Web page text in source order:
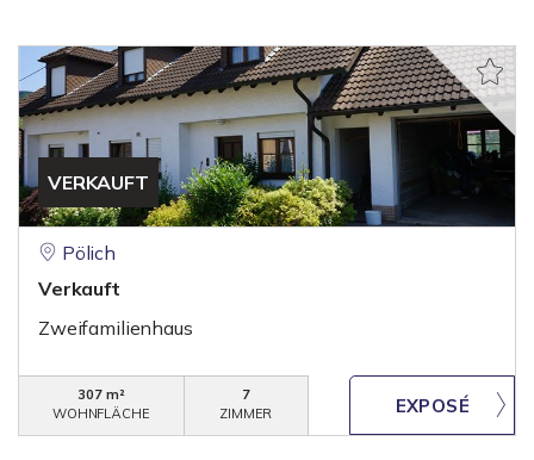
VERKAUFT
Pölich
Verkauft
Zweifamilienhaus
307 m²
WOHNFLÄCHE
7
ZIMMER